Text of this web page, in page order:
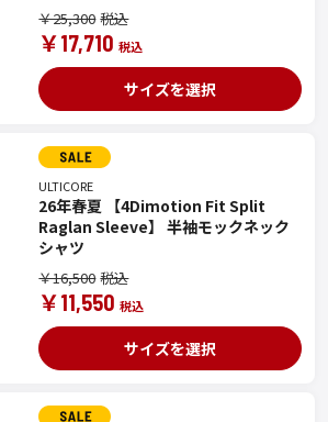
￥25,300
￥17,710
サイズを選択
ULTICORE
26年春夏 【4Dimotion Fit Split
Raglan Sleeve】 半袖モックネック
シャツ
￥16,500
￥11,550
サイズを選択